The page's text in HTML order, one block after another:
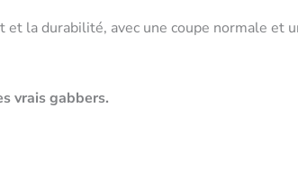
la durabilité, avec une coupe normale
vrais gabbers.